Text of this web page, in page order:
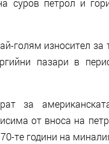
суров петрол и
голям износител за
пазари в
за
от вноса на
те години на